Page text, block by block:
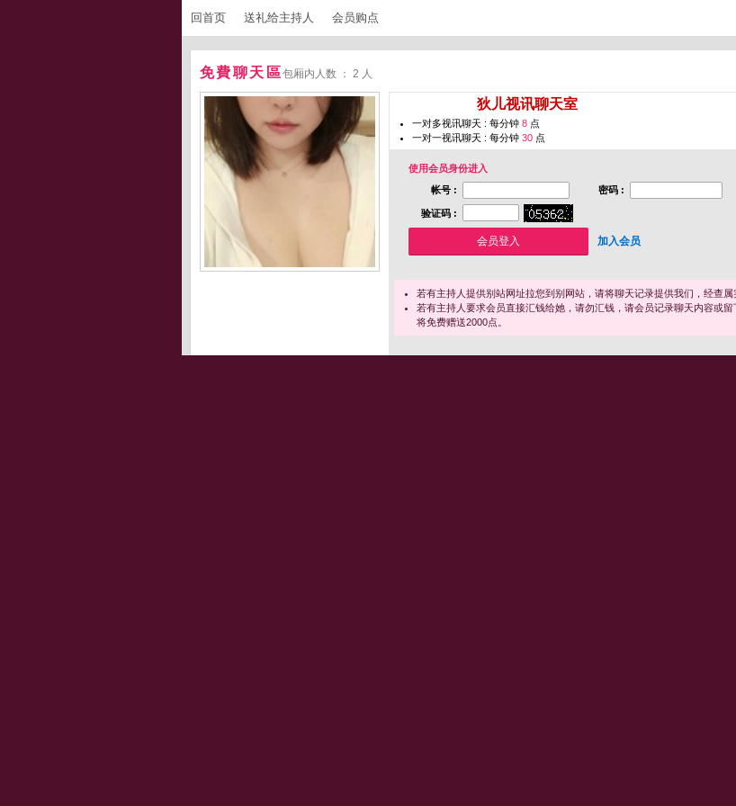
回首页 送礼给主持人 会员购点
免費聊天區包厢内人数 ： 2 人
狄儿视讯聊天室
一对多视讯聊天 : 每分钟 8 点
一对一视讯聊天 : 每分钟 30 点
使用会员身份进入
帐号 :
密码 :
验证码 :
加入会员
若有主持人提供别站网址拉您到别网站，请将聊天记录提供我们，经查属
若有主持人要求会员直接汇钱给她，请勿汇钱，请会员记录聊天内容或
将免费赠送2000点。